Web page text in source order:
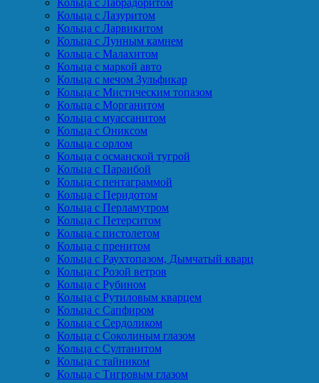
Кольца с Лабрадоритом
Кольца с Лазуритом
Кольца с Ларвикитом
Кольца с Лунным камнем
Кольца с Малахитом
Кольца с маркой авто
Кольца с мечом Зульфикар
Кольца с Мистическим топазом
Кольца с Морганитом
Кольца с муассанитом
Кольца с Ониксом
Кольца с орлом
Кольца с османской тугрой
Кольца с Параибой
Кольца с пентаграммой
Кольца с Перидотом
Кольца с Перламутром
Кольца с Петерситом
Кольца с пистолетом
Кольца с пренитом
Кольца с Раухтопазом, Дымчатый кварц
Кольца с Розой ветров
Кольца с Рубином
Кольца с Рутиловым кварцем
Кольца с Сапфиром
Кольца с Сердоликом
Кольца с Соколиным глазом
Кольца с Султанитом
Кольца с тайником
Кольца с Тигровым глазом